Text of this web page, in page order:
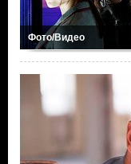
Фото/Видео